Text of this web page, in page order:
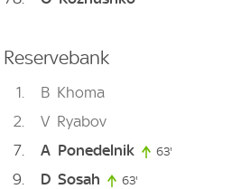
Reservebank
1 B Khoma
2
V Ryabov
7
A Ponedelnik 63'
9 D Sosah 63'